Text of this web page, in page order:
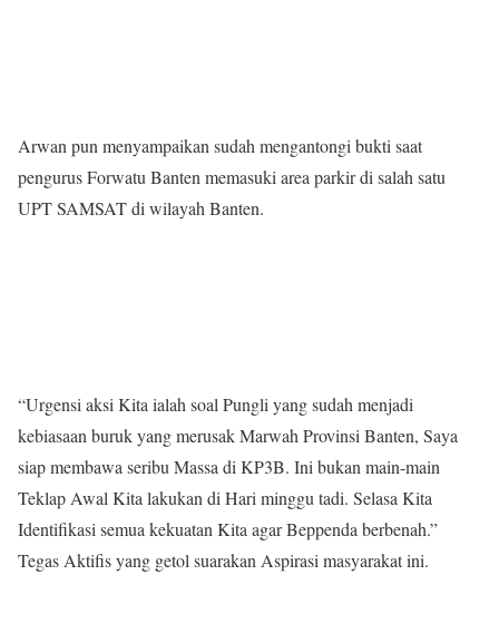
Arwan pun menyampaikan sudah mengantongi bukti saat
pengurus Forwatu Banten memasuki area parkir di salah satu
UPT SAMSAT di wilayah Banten.
“Urgensi aksi Kita ialah soal Pungli yang sudah menjadi
kebiasaan buruk yang merusak Marwah Provinsi Banten, Saya
siap membawa seribu Massa di KP3B. Ini bukan main-main
Teklap Awal Kita lakukan di Hari minggu tadi. Selasa Kita
Identifikasi semua kekuatan Kita agar Beppenda berbenah.”
Tegas Aktifis yang getol suarakan Aspirasi masyarakat ini.